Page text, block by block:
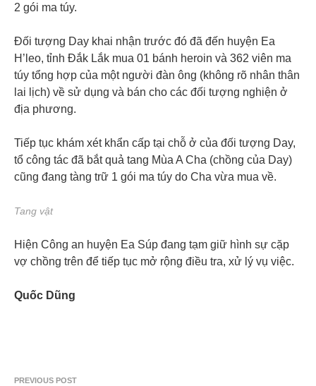
2 gói ma túy.
Đối tượng Day khai nhận trước đó đã đến huyện Ea
H’leo, tỉnh Đắk Lắk mua 01 bánh heroin và 362 viên ma
túy tổng hợp của một người đàn ông (không rõ nhân thân
lai lịch) về sử dụng và bán cho các đối tượng nghiện ở
địa phương.
Tiếp tục khám xét khẩn cấp tại chỗ ở của đối tượng Day,
tổ công tác đã bắt quả tang Mùa A Cha (chồng của Day)
cũng đang tàng trữ 1 gói ma túy do Cha vừa mua về.
Tang vật
Hiện Công an huyện Ea Súp đang tạm giữ hình sự cặp
vợ chồng trên để tiếp tục mở rộng điều tra, xử lý vụ việc.
Quốc Dũng
PREVIOUS POST